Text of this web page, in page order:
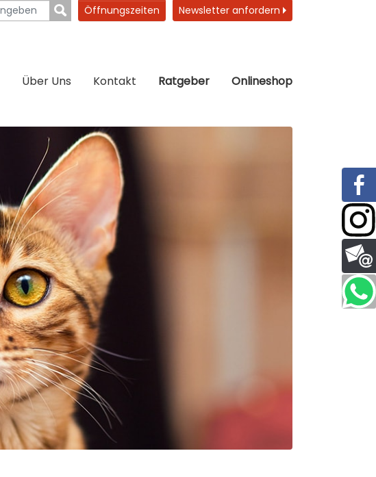
Öffnungszeiten Newsletter anfordern
Über Uns Kontakt Ratgeber Onlineshop